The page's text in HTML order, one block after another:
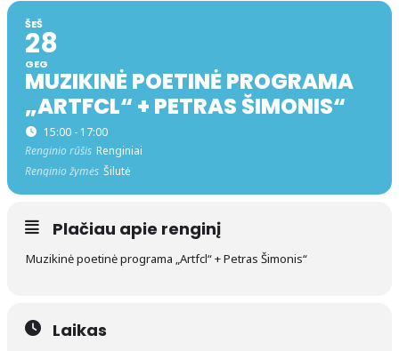
ŠEŠ
28
GEG
MUZIKINĖ POETINĖ PROGRAMA
„ARTFCL“ + PETRAS ŠIMONIS“
15:00 - 17:00
Renginio rūšis Renginiai
Renginio žymės Šilutė
Plačiau apie renginį
Muzikinė poetinė programa „Artfcl“ + Petras Šimonis“
Laikas